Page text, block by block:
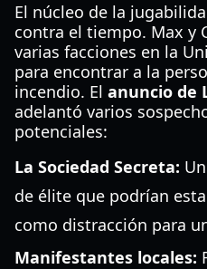
El núcleo de la
contra el tiempo. Max y
varias facciones en la
para encontrar a la
incendio. El anuncio de
adelantó varios
potenciales:
La Sociedad Secreta:
de élite que podrían
como distracción para
Manifestantes locales: